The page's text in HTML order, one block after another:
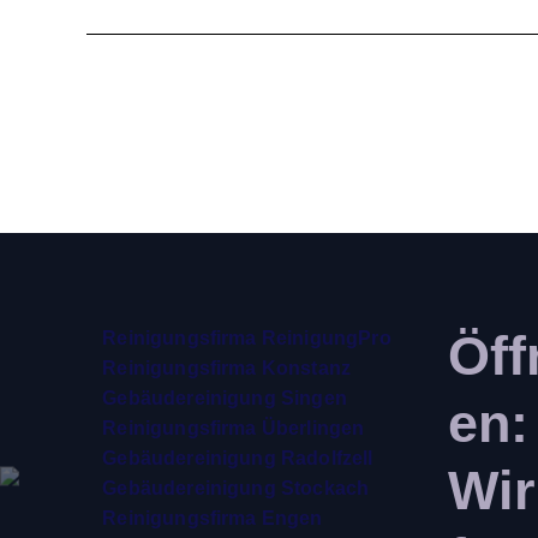
Reinigungsfirma ReinigungPro
Reinigungsfirma Konstanz
Gebäudereinigung Singen
Reinigungsfirma Überlingen
Gebäudereinigung Radolfzell
Gebäudereinigung Stockach
Reinigungsfirma Engen
en: